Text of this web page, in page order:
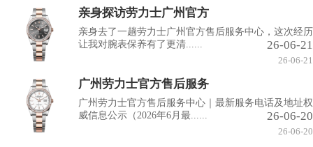
亲身探访劳力士广州官方
亲身去了一趟劳力士广州官方售后服务中心，这次经历
让我对腕表保养有了更清......
26-06-21
26-06-21
广州劳力士官方售后服务
广州劳力士官方售后服务中心｜最新服务电话及地址权
威信息公示（2026年6月最......
26-06-20
26-06-20